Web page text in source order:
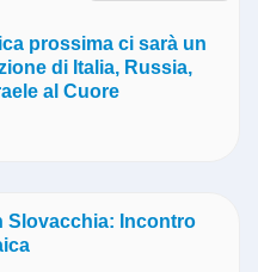
prossima ci sarà un
di Italia, Russia,
al Cuore
Slovacchia: Incontro